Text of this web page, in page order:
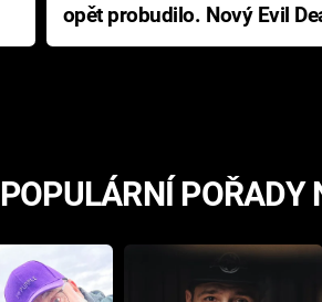
opět probudilo. Nový Evil
přichází s neodolatelnou
POPULÁRNÍ POŘADY